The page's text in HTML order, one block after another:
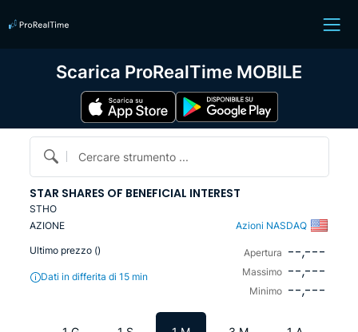
Cercare strumento ...
STAR SHARES OF BENEFICIAL INTEREST
STHO
AZIONE
Azioni NASDAQ
Ultimo prezzo ()
Dati in differita di 15 min
Apertura --,---
Massimo --,---
Minimo --,---
Scarica ProRealTime MOBILE